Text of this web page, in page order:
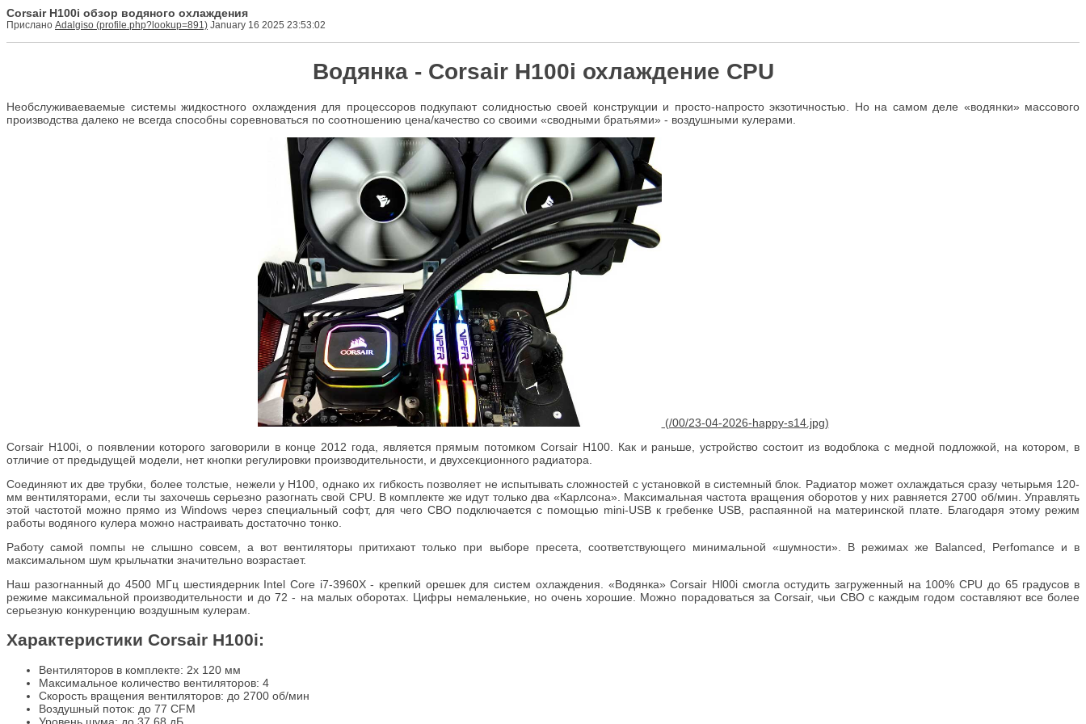
Corsair H100i обзор водяного охлаждения
Прислано Adalgiso January 16 2025 23:53:02
Водянка - Corsair H100i охлаждение CPU
Необслуживаеваемые системы жидкостного охлаждения для процессоров подкупают солидностью своей конструкции и просто-напросто экзотичностью. Но на самом деле «водянки» массового
производства далеко не всегда способны соревноваться по соотношению цена/качество со своими «сводными братьями» - воздушными кулерами.
Corsair H100i, о появлении которого заговорили в конце 2012 года, является прямым потомком Corsair Н100. Как и раньше, устройство состоит из водоблока с медной подложкой, на котором, в
отличие от предыдущей модели, нет кнопки регулировки производительности, и двухсекционного радиатора.
Соединяют их две трубки, более толстые, нежели у Н100, однако их гибкость позволяет не испытывать сложностей с установкой в системный блок. Радиатор может охлаждаться сразу четырьмя 120-
мм вентиляторами, если ты захочешь серьезно разогнать свой CPU. В комплекте же идут только два «Карлсона». Максимальная частота вращения оборотов у них равняется 2700 об/мин. Управлять
этой частотой можно прямо из Windows через специальный софт, для чего СВО подключается с помощью mini-USB к гребенке USB, распаянной на материнской плате. Благодаря этому режим
работы водяного кулера можно настраивать достаточно тонко.
Работу самой помпы не слышно совсем, а вот вентиляторы притихают только при выборе пресета, соответствующего минимальной «шумности». В режимах же Balanced, Perfomance и в
максимальном шум крыльчатки значительно возрастает.
Наш разогнанный до 4500 МГц шестиядерник Intel Core i7-3960X - крепкий орешек для систем охлаждения. «Водянка» Corsair Hl00i смогла остудить загруженный на 100% CPU до 65 градусов в
режиме максимальной производительности и до 72 - на малых оборотах. Цифры немаленькие, но очень хорошие. Можно порадоваться за Corsair, чьи СВО с каждым годом составляют все более
серьезную конкуренцию воздушным кулерам.
Характеристики Corsair H100i:
Вентиляторов в комплекте: 2х 120 мм
Максимальное количество вентиляторов: 4
Скорость вращения вентиляторов: до 2700 об/мин
Воздушный поток: до 77 CFM